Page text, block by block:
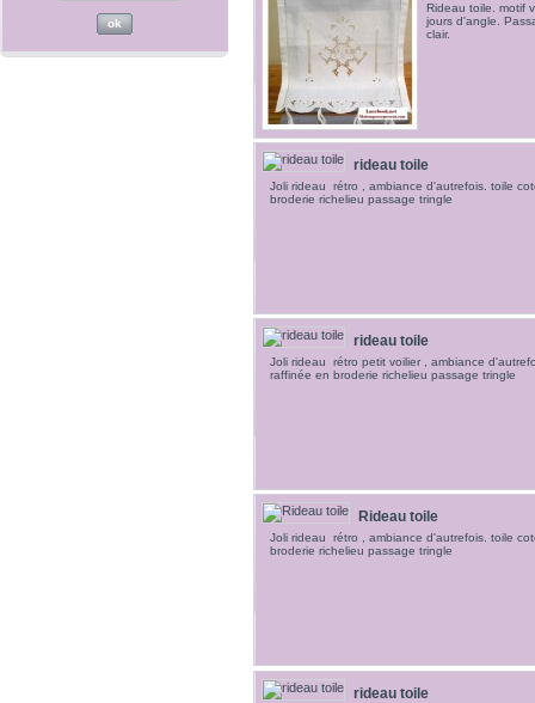
Rideau toile. motif
jours d'angle.
clair.
rideau toile
Joli rideau rétro , ambiance d'autrefois. toile
broderie richelieu passage tringle
rideau toile
Joli rideau rétro petit voilier , ambiance
raffinée en broderie richelieu passage tringle
Rideau toile
Joli rideau rétro , ambiance d'autrefois. toile
broderie richelieu passage tringle
rideau toile